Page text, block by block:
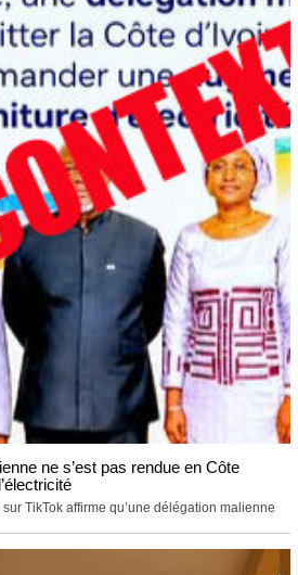
ne s’est pas rendue en Côte
TikTok affirme qu’une délégation malienne